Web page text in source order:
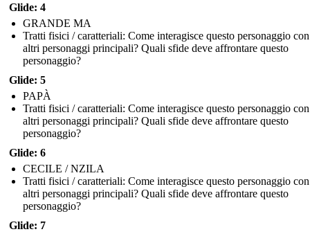
Glide: 4
GRANDE MA
Tratti fisici / caratteriali: Come interagisce questo personaggio
altri personaggi principali? Quali sfide deve affrontare questo
personaggio?
Glide: 5
PAPÀ
Tratti fisici / caratteriali: Come interagisce questo personaggio
altri personaggi principali? Quali sfide deve affrontare questo
personaggio?
Glide: 6
CECILE / NZILA
Tratti fisici / caratteriali: Come interagisce questo personaggio
altri personaggi principali? Quali sfide deve affrontare questo
personaggio?
Glide: 7